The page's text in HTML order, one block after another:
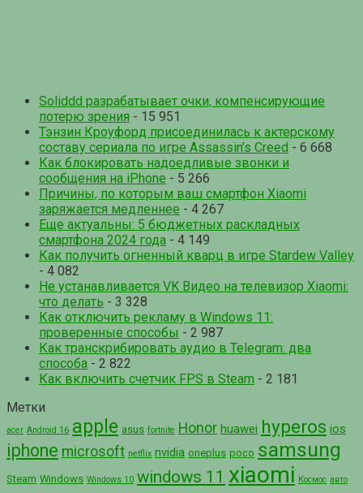
Soliddd разрабатывает очки, компенсирующие
потерю зрения - 15 951
Тэнзин Кроуфорд присоединилась к актерскому
составу сериала по игре Assassin’s Creed - 6 668
Как блокировать надоедливые звонки и
сообщения на iPhone - 5 266
Причины, по которым ваш смартфон Xiaomi
заряжается медленнее - 4 267
Еще актуальны: 5 бюджетных раскладных
смартфона 2024 года - 4 149
Как получить огненный кварц в игре Stardew Valley
- 4 082
Не устанавливается VK Видео на телевизор Xiaomi:
что делать - 3 328
Как отключить рекламу в Windows 11:
проверенные способы - 2 987
Как транскрибировать аудио в Telegram: два
способа - 2 822
Как включить счетчик FPS в Steam - 2 181
Метки
acer Android 16 apple asus fortnite Honor huawei hyperos ios
iphone microsoft netflix nvidia oneplus poco samsung
Steam Windows Windows 10 windows 11 xiaomi Космос авто